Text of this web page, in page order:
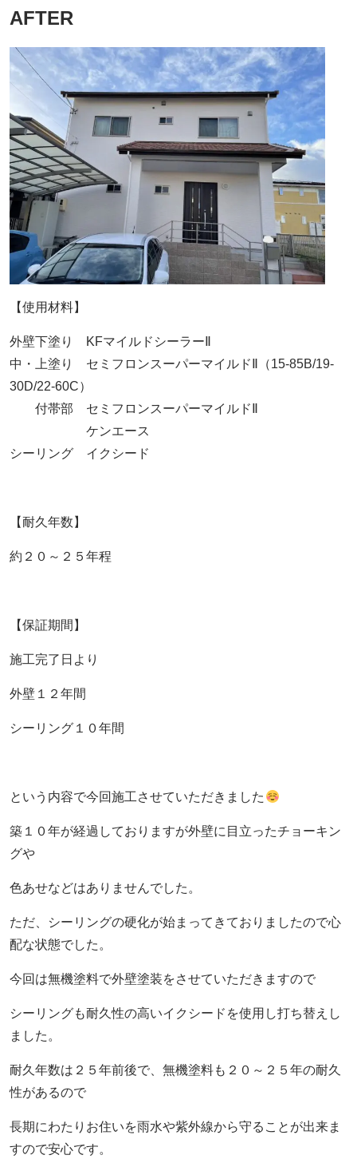
AFTER
【使用材料】
外壁下塗り KFマイルドシーラーⅡ
中・上塗り セミフロンスーパーマイルドⅡ（15-85B/19-
30D/22-60C）
付帯部 セミフロンスーパーマイルドⅡ
ケンエース
シーリング イクシード
【耐久年数】
約２０～２５年程
【保証期間】
施工完了日より
外壁１２年間
シーリング１０年間
という内容で今回施工させていただきました
築１０年が経過しておりますが外壁に目立ったチョーキン
グや
色あせなどはありませんでした。
ただ、シーリングの硬化が始まってきておりましたので心
配な状態でした。
今回は無機塗料で外壁塗装をさせていただきますので
シーリングも耐久性の高いイクシードを使用し打ち替えし
ました。
耐久年数は２５年前後で、無機塗料も２０～２５年の耐久
性があるので
長期にわたりお住いを雨水や紫外線から守ることが出来ま
すので安心です。